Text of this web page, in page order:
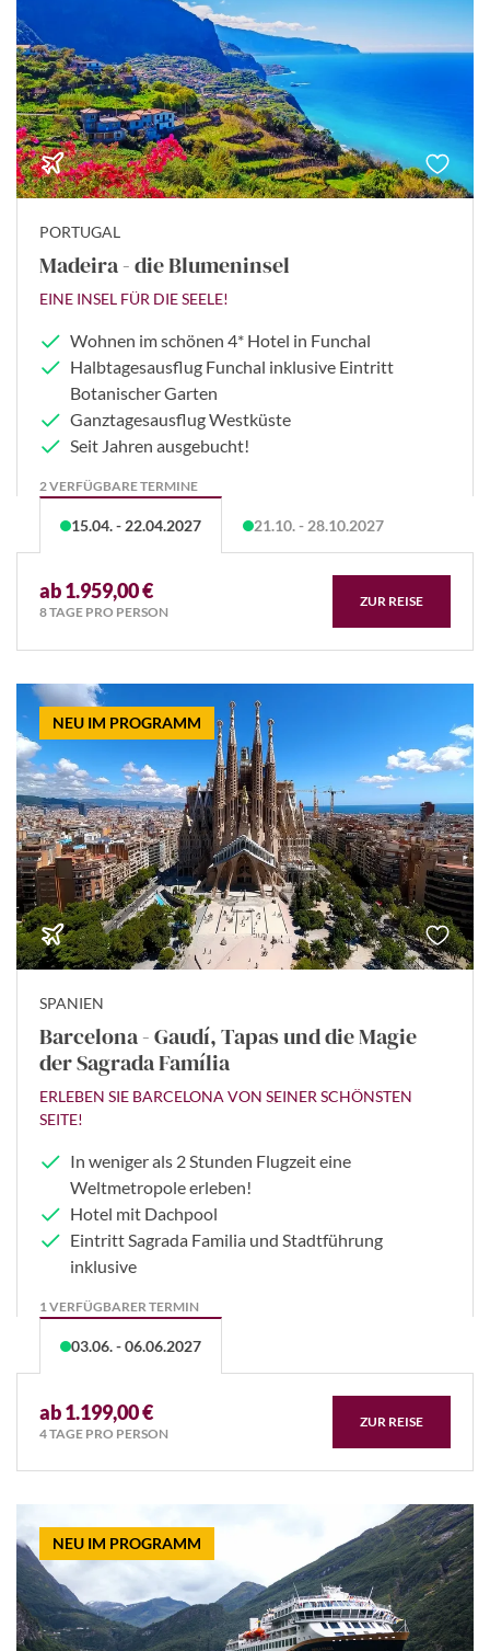
PORTUGAL
Madeira - die Blumeninsel
EINE INSEL FÜR DIE SEELE!
Wohnen im schönen 4* Hotel in Funchal
Halbtagesausflug Funchal inklusive Eintritt
Botanischer Garten
Ganztagesausflug Westküste
Seit Jahren ausgebucht!
2 VERFÜGBARE TERMINE
15.04. - 22.04.2027 21.10. - 28.10.2027
ab 1.959,00 €
8 TAGE PRO PERSON
ZUR REISE
NEU IM PROGRAMM
SPANIEN
Barcelona - Gaudí, Tapas und die Magie
der Sagrada Família
ERLEBEN SIE BARCELONA VON SEINER SCHÖNSTEN
SEITE!
In weniger als 2 Stunden Flugzeit eine
Weltmetropole erleben!
Hotel mit Dachpool
Eintritt Sagrada Familia und Stadtführung
inklusive
1 VERFÜGBARER TERMIN
03.06. - 06.06.2027
ab 1.199,00 €
4 TAGE PRO PERSON
ZUR REISE
NEU IM PROGRAMM